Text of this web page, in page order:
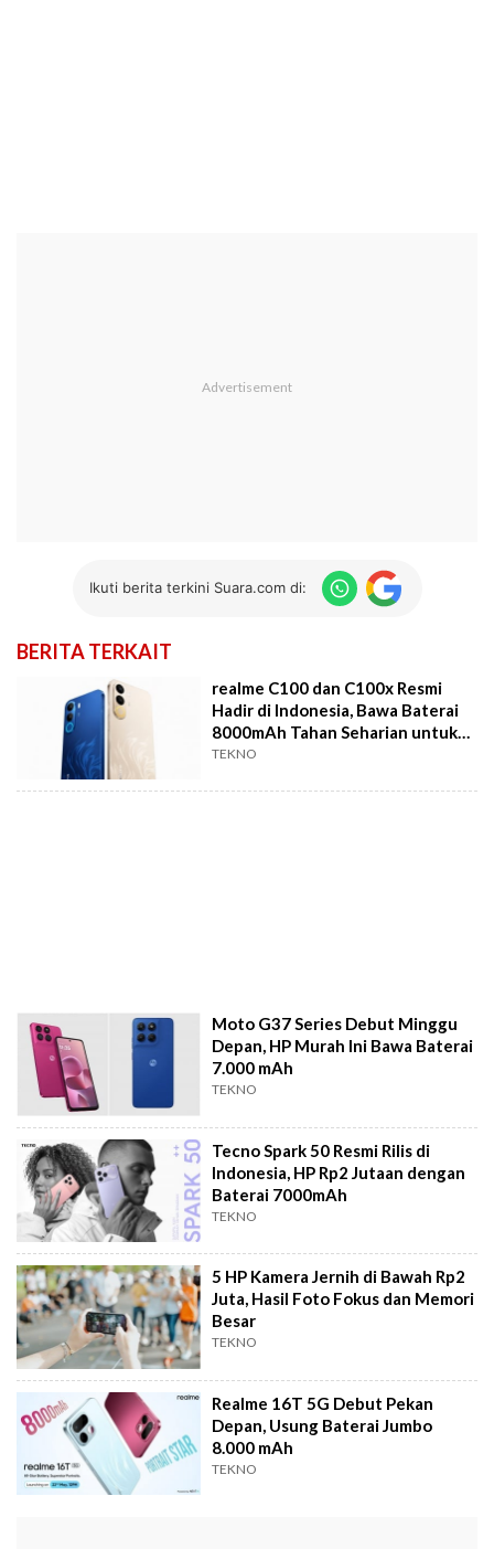
Ikuti berita terkini Suara.com di:
BERITA TERKAIT
realme C100 dan C100x Resmi
Hadir di Indonesia, Bawa Baterai
8000mAh Tahan Seharian untuk
Heavy User
TEKNO
Moto G37 Series Debut Minggu
Depan, HP Murah Ini Bawa Baterai
7.000 mAh
TEKNO
Tecno Spark 50 Resmi Rilis di
Indonesia, HP Rp2 Jutaan dengan
Baterai 7000mAh
TEKNO
5 HP Kamera Jernih di Bawah Rp2
Juta, Hasil Foto Fokus dan Memori
Besar
TEKNO
Realme 16T 5G Debut Pekan
Depan, Usung Baterai Jumbo
8.000 mAh
TEKNO